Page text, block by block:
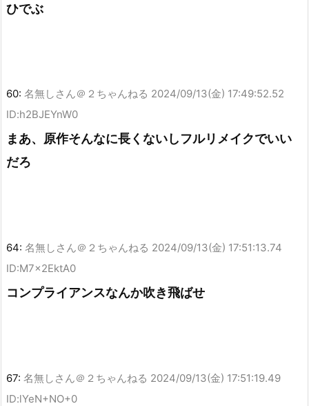
ひでぶ
60: 名無しさん＠２ちゃんねる 2024/09/13(金) 17:49:52.52
ID:h2BJEYnW0
まあ、原作そんなに長くないしフルリメイクでいい
だろ
64: 名無しさん＠２ちゃんねる 2024/09/13(金) 17:51:13.74
ID:M7x2EktA0
コンプライアンスなんか吹き飛ばせ
67: 名無しさん＠２ちゃんねる 2024/09/13(金) 17:51:19.49
ID:lYeN+NO+0